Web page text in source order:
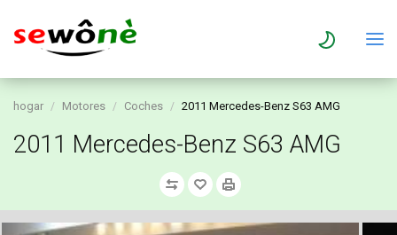
hogar Motores Coches 2011 Mercedes-Benz S63 AMG
2011 Mercedes-Benz S63 AMG